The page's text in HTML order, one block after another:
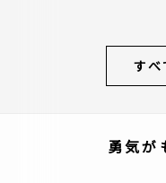
すべ
勇気が